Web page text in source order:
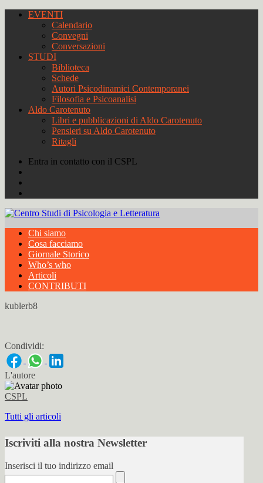
EVENTI
Calendario
Convegni
Conversazioni
STUDI
Biblioteca
Schede
Autori Psicodinamici Contemporanei
Filosofia e Psicoanalisi
Aldo Carotenuto
Libri e pubblicazioni di Aldo Carotenuto
Pensieri su Aldo Carotenuto
Ritagli
Entra in contatto con il CSPL
Chi siamo
Cosa facciamo
Giornale Storico
Who’s who
Articoli
CONTRIBUTI
kublerb8
Condividi:
L'autore
CSPL
Tutti gli articoli
Iscriviti alla nostra Newsletter
Inserisci il tuo indirizzo email